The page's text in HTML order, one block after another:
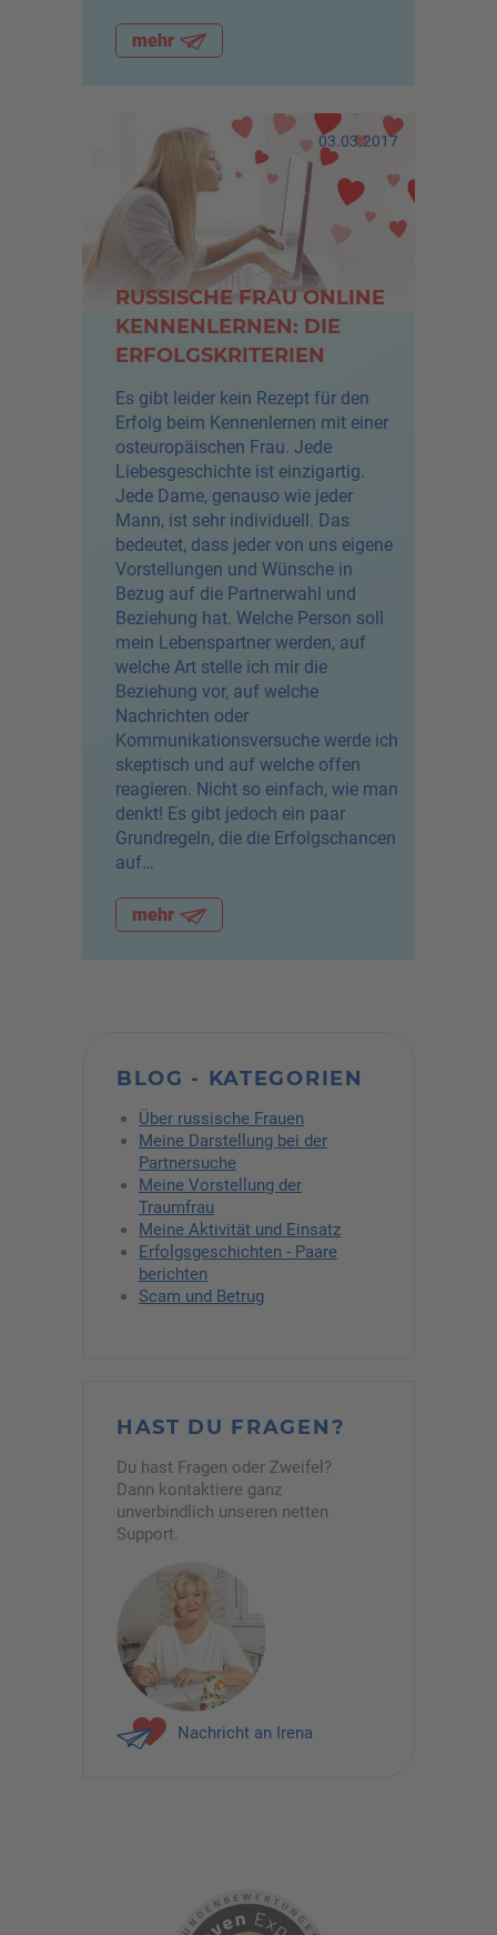
mehr
03.03.2017
RUSSISCHE FRAU ONLINE
KENNENLERNEN: DIE
ERFOLGSKRITERIEN
Es gibt leider kein Rezept für den
Erfolg beim Kennenlernen mit einer
osteuropäischen Frau. Jede
Liebesgeschichte ist einzigartig.
Jede Dame, genauso wie jeder
Mann, ist sehr individuell. Das
bedeutet, dass jeder von uns eigene
Vorstellungen und Wünsche in
Bezug auf die Partnerwahl und
Beziehung hat. Welche Person soll
mein Lebenspartner werden, auf
welche Art stelle ich mir die
Beziehung vor, auf welche
Nachrichten oder
Kommunikationsversuche werde ich
skeptisch und auf welche offen
reagieren. Nicht so einfach, wie man
denkt! Es gibt jedoch ein paar
Grundregeln, die die Erfolgschancen
auf…
mehr
BLOG - KATEGORIEN
Über russische Frauen
Meine Darstellung bei der
Partnersuche
Meine Vorstellung der
Traumfrau
Meine Aktivität und Einsatz
Erfolgsgeschichten - Paare
berichten
Scam und Betrug
HAST DU FRAGEN?
Du hast Fragen oder Zweifel?
Dann kontaktiere ganz
unverbindlich unseren netten
Support.
Nachricht an Irena